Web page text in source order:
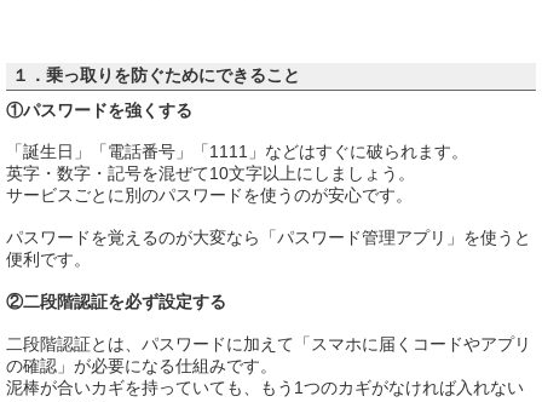
１．乗っ取りを防ぐためにできること
①パスワードを強くする
「誕生日」「電話番号」「1111」などはすぐに破られます。
英字・数字・記号を混ぜて10文字以上にしましょう。
サービスごとに別のパスワードを使うのが安心です。
パスワードを覚えるのが大変なら「パスワード管理アプリ」を使うと
便利です。
②二段階認証を必ず設定する
二段階認証とは、パスワードに加えて「スマホに届くコードやアプリ
の確認」が必要になる仕組みです。
泥棒が合いカギを持っていても、もう1つのカギがなければ入れない